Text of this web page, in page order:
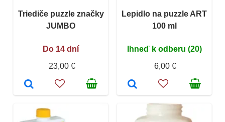
Triediče puzzle značky
JUMBO
Do 14 dní
23,00 €
Lepidlo na puzzle ART
100 ml
Ihneď k odberu (20)
6,00 €